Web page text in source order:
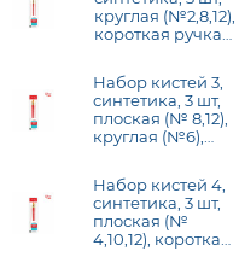
круглая (№2,8,12),
короткая ручка
Набор кистей 3,
синтетика, 3 шт,
плоская (№ 8,12),
круглая (№6),
Набор кистей 4,
синтетика, 3 шт,
плоская (№
4,10,12), короткая